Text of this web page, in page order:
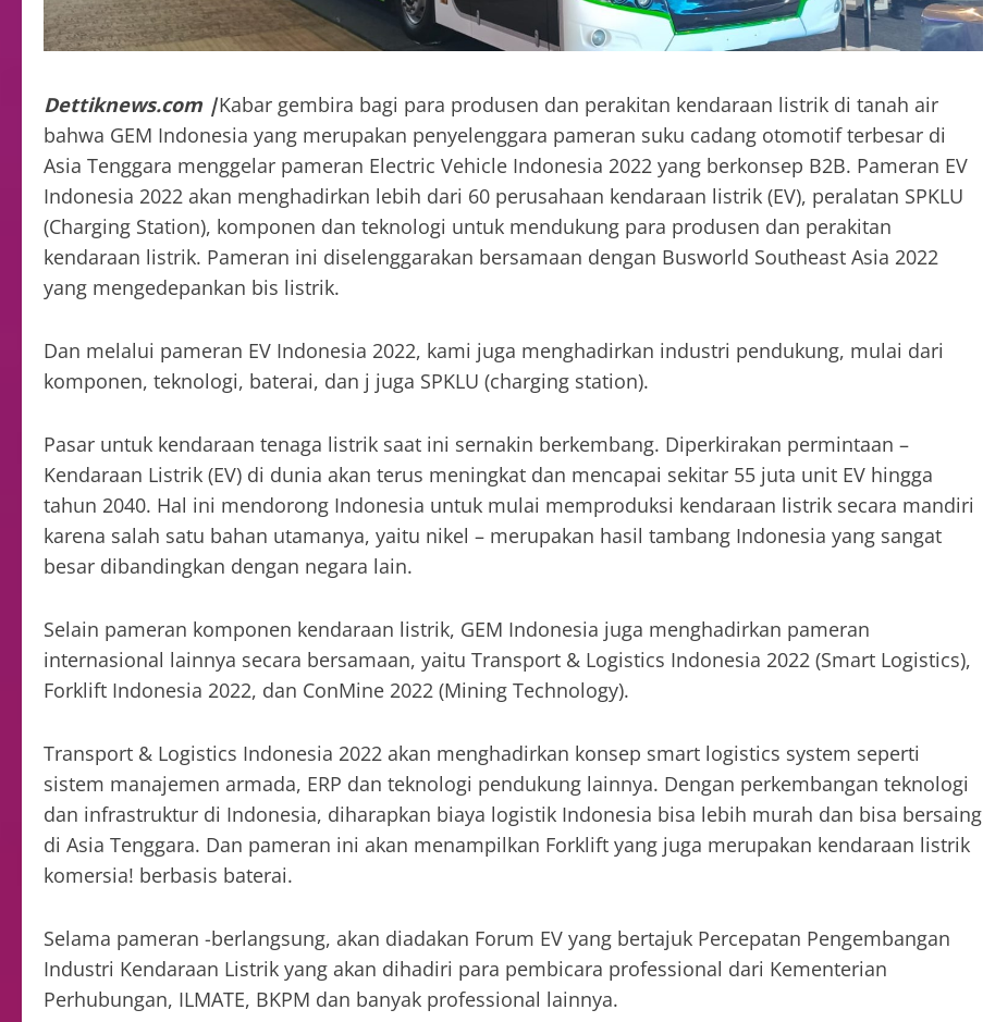
Dettiknews.com |Kabar gembira bagi para produsen dan perakitan kendaraan listrik di tanah air
bahwa GEM Indonesia yang merupakan penyelenggara pameran suku cadang otomotif terbesar di
Asia Tenggara menggelar pameran Electric Vehicle Indonesia 2022 yang berkonsep B2B. Pameran EV
Indonesia 2022 akan menghadirkan lebih dari 60 perusahaan kendaraan listrik (EV), peralatan SPKLU
(Charging Station), komponen dan teknologi untuk mendukung para produsen dan perakitan
kendaraan listrik. Pameran ini diselenggarakan bersamaan dengan Busworld Southeast Asia 2022
yang mengedepankan bis listrik.
Dan melalui pameran EV Indonesia 2022, kami juga menghadirkan industri pendukung, mulai dari
komponen, teknologi, baterai, dan j juga SPKLU (charging station).
Pasar untuk kendaraan tenaga listrik saat ini sernakin berkembang. Diperkirakan permintaan –
Kendaraan Listrik (EV) di dunia akan terus meningkat dan mencapai sekitar 55 juta unit EV hingga
tahun 2040. Hal ini mendorong Indonesia untuk mulai memproduksi kendaraan listrik secara mandiri
karena salah satu bahan utamanya, yaitu nikel – merupakan hasil tambang Indonesia yang sangat
besar dibandingkan dengan negara lain.
Selain pameran komponen kendaraan listrik, GEM Indonesia juga menghadirkan pameran
internasional lainnya secara bersamaan, yaitu Transport & Logistics Indonesia 2022 (Smart Logistics),
Forklift Indonesia 2022, dan ConMine 2022 (Mining Technology).
Transport & Logistics Indonesia 2022 akan menghadirkan konsep smart logistics system seperti
sistem manajemen armada, ERP dan teknologi pendukung lainnya. Dengan perkembangan teknologi
dan infrastruktur di Indonesia, diharapkan biaya logistik Indonesia bisa lebih murah dan bisa bersaing
di Asia Tenggara. Dan pameran ini akan menampilkan Forklift yang juga merupakan kendaraan listrik
komersia! berbasis baterai.
Selama pameran -berlangsung, akan diadakan Forum EV yang bertajuk Percepatan Pengembangan
Industri Kendaraan Listrik yang akan dihadiri para pembicara professional dari Kementerian
Perhubungan, ILMATE, BKPM dan banyak professional lainnya.